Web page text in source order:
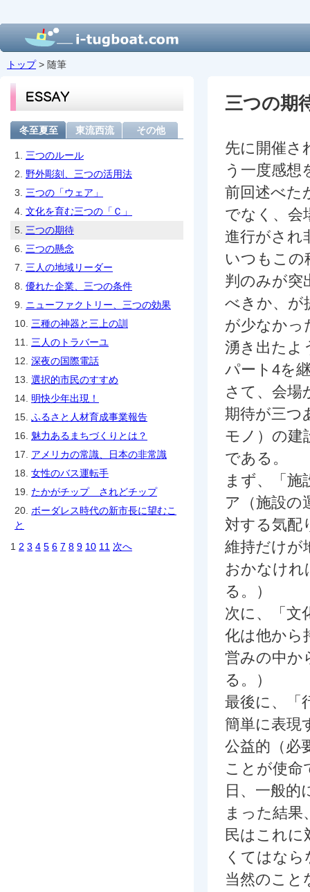
トップ> 随筆
冬至夏至 東流西流 その他
1. 三つのルール
2. 野外彫刻、三つの活用法
3. 三つの「ウェア」
4. 文化を育む三つの「Ｃ」
5. 三つの期待
6. 三つの懸念
7. 三人の地域リーダー
8. 優れた企業、三つの条件
9. ニューファクトリー、三つの効果
10. 三種の神器と三上の訓
11. 三人のトラバーユ
12. 深夜の国際電話
13. 選択的市民のすすめ
14. 明快少年出現！
15. ふるさと人材育成事業報告
16. 魅力あるまちづくりとは？
17. アメリカの常識、日本の非常識
18. 女性のバス運転手
19. たかがチップ されどチップ
20. ボーダレス時代の新市長に望むこ
と
1 2 3 4 5 6 7 8 9 10 11 次へ
三つの期
先に開催さ
う一度感想
前回述べた
でなく、会
進行がされ
いつもこの
判のみが突
べきか、が
が少なかっ
湧き出たよ
パート4を
さて、会場
期待が三つ
モノ）の建
である。
まず、「施
ア（施設の
対する気配
維持だけが
おかなけれ
る。）
次に、「文
化は他から
営みの中か
る。）
最後に、「
簡単に表現
公益的（必
ことが使命
日、一般的
まった結果
民はこれに
くてはな
当然のこと